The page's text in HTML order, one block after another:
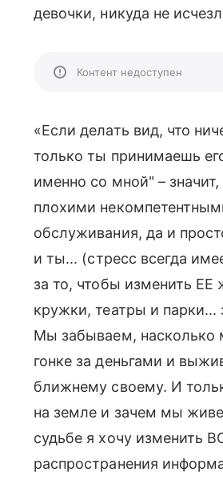
девочки, никуда не
Контент недоступен
«Если делать вид, что
только ты принимаешь
именно со мной" –
плохими
обслуживания, да и
и ты... (стресс всегда
за то, чтобы изменить ЕЕ
кружки, театры и
Мы забываем, насколько
гонке за деньгами и
ближнему своему. И
на земле и зачем мы
судьбе я хочу изменить
распространения